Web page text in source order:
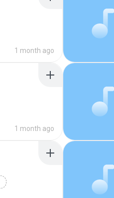
1 month ago
1 month ago